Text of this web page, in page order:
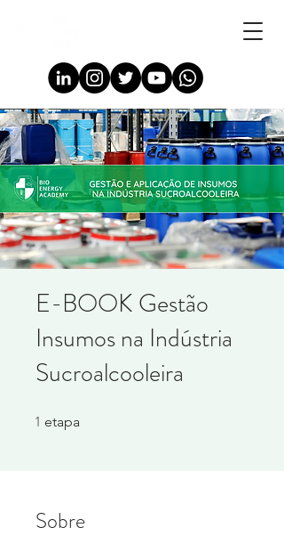
E-BOOK Gestão
Insumos na Indústria
Sucroalcooleira
1 etapa
Sobre